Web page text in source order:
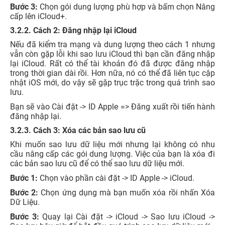
Bước 3: Chọn gói dung lượng phù hợp và bấm chọn Nâng
cấp lên iCloud+.
3.2.2. Cách 2: Đăng nhập lại iCloud
Nếu đã kiểm tra mạng và dung lượng theo cách 1 nhưng
vẫn còn gặp lỗi khi sao lưu iCloud thì bạn cần đăng nhập
lại iCloud. Rất có thể tài khoản đó đã được đăng nhập
trong thời gian dài rồi. Hơn nữa, nó có thể đã liên tục cập
nhật iOS mới, do vậy sẽ gặp trục trặc trong quá trình sao
lưu.
Bạn sẽ vào Cài đặt -> ID Apple => Đăng xuất rồi tiến hành
đăng nhập lại.
3.2.3. Cách 3: Xóa các bản sao lưu cũ
Khi muốn sao lưu dữ liệu mới nhưng lại không có nhu
cầu nâng cấp các gói dung lượng. Việc của bạn là xóa đi
các bản sao lưu cũ để có thể sao lưu dữ liệu mới.
Bước 1: Chọn vào phần cài đặt -> ID Apple -> iCloud.
Bước 2: Chọn ứng dụng mà bạn muốn xóa rồi nhấn Xóa
Dữ Liệu.
Bước 3: Quay lại Cài đặt -> iCloud -> Sao lưu iCloud ->